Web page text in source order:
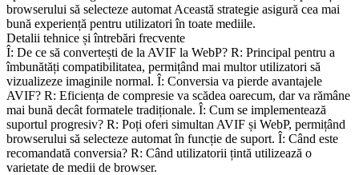
browserului să selecteze automat Această strategie asigură cea mai
bună experiență pentru utilizatori în toate mediile.
Detalii tehnice și întrebări frecvente
Î: De ce să convertești de la AVIF la WebP? R: Principal pentru a
îmbunătăți compatibilitatea, permițând mai multor utilizatori să
vizualizeze imaginile normal. Î: Conversia va pierde avantajele
AVIF? R: Eficiența de compresie va scădea oarecum, dar va rămâne
mai bună decât formatele tradiționale. Î: Cum se implementează
suportul progresiv? R: Poți oferi simultan AVIF și WebP, permițând
browserului să selecteze automat în funcție de suport. Î: Când este
recomandată conversia? R: Când utilizatorii țintă utilizează o
varietate de medii de browser.